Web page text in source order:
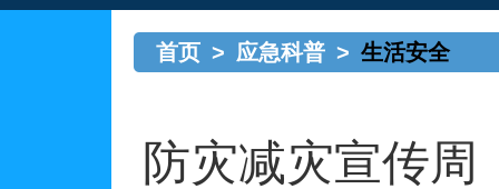
首页 > 应急科普 > 生活安全
防灾减灾宣传